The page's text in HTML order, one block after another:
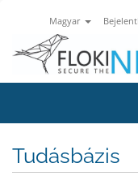
Magyar
Tudásbázis